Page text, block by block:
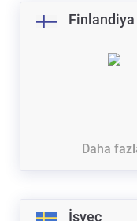
Finlandiya
Daha
İsveç